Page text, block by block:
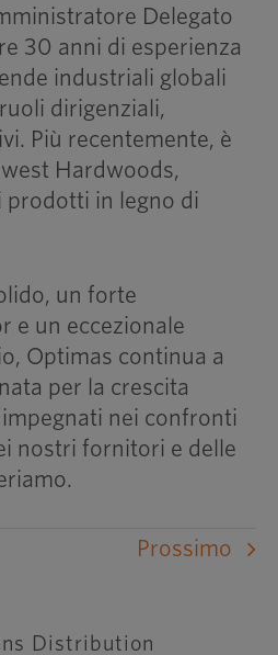
Delegato
30 anni di esperienza
industriali globali
dirigenziali,
Più recentemente, è
Hardwoods,
in legno di
un forte
e un eccezionale
Optimas continua a
per la crescita
nei confronti
nostri fornitori e delle
Prossimo
Distribution